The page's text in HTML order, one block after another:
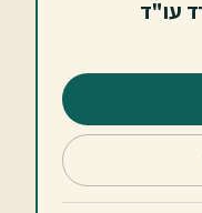
עו"ד